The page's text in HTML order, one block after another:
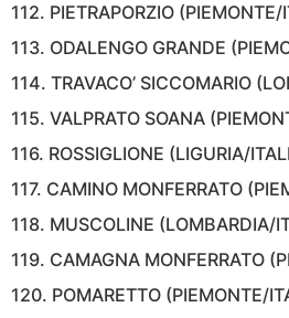
112. PIETRAPORZIO (PIEMONTE/
113. ODALENGO GRANDE
114. TRAVACO’ SICCOMARIO
115. VALPRATO SOANA
116. ROSSIGLIONE (LIGURIA/
117. CAMINO MONFERRATO
118. MUSCOLINE (LOMBARDIA/
119. CAMAGNA MONFERRATO
120. POMARETTO (PIEMONTE/